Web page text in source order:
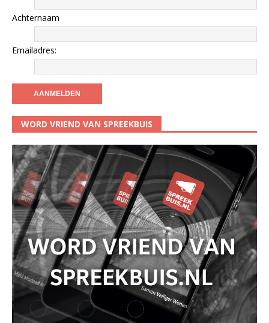
Achternaam
Emailadres:
WORD VRIEND VAN SPREEKBUIS